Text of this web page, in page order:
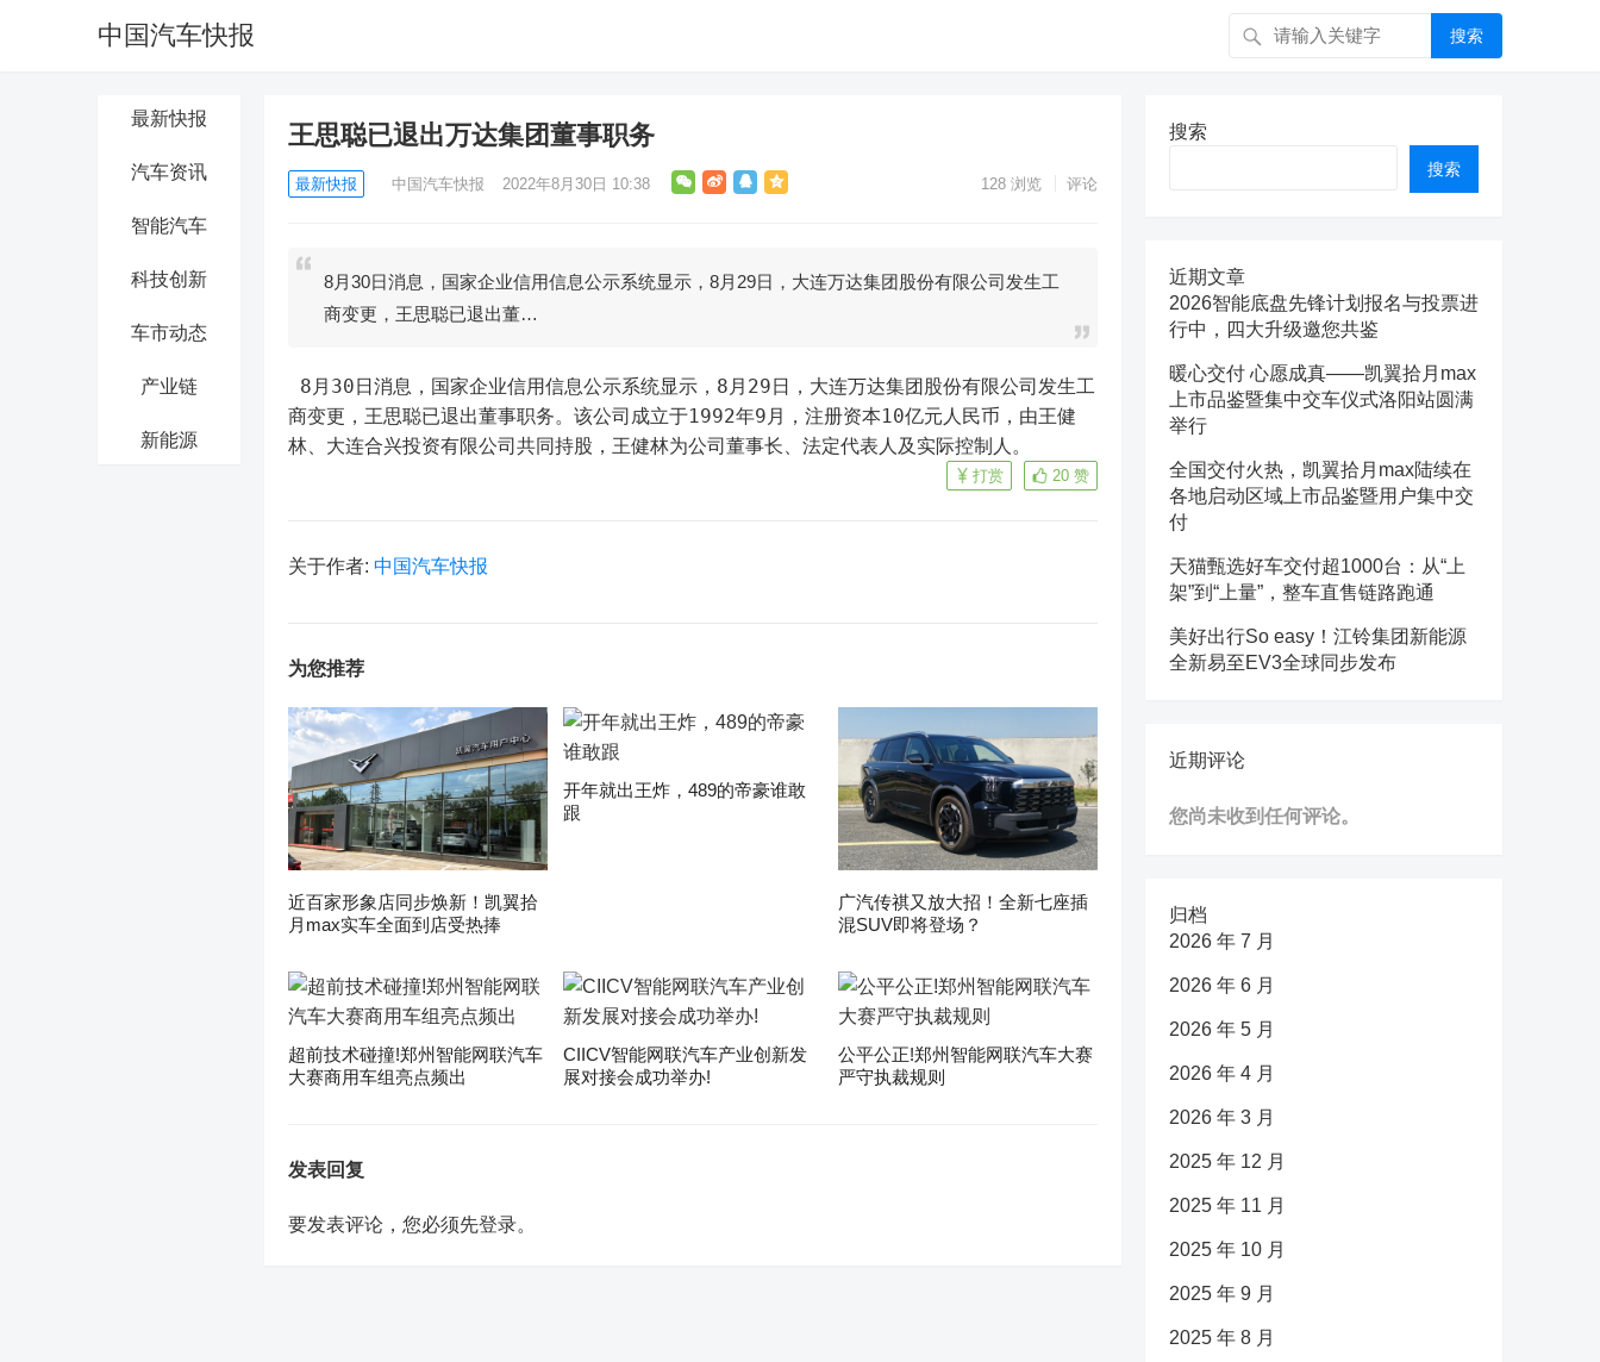
中国汽车快报 搜索
最新快报
汽车资讯
智能汽车
科技创新
车市动态
产业链
新能源
王思聪已退出万达集团董事职务
最新快报 中国汽车快报 2022年8月30日 10:38 128 浏览 评论
8月30日消息，国家企业信用信息公示系统显示，8月29日，大连万达集团股份有限公司发生工
商变更，王思聪已退出董…
商变更，王思聪已退出董事职务。该公司成立于1992年9月，注册资本10亿元人民币，由王健
林、大连合兴投资有限公司共同持股，王健林为公司董事长、法定代表人及实际控制人。
20 赞
打赏
关于作者: 中国汽车快报
为您推荐
近百家形象店同步焕新！凯翼拾
月max实车全面到店受热捧
开年就出王炸，489的帝豪谁敢
跟
广汽传祺又放大招！全新七座插
混SUV即将登场？
超前技术碰撞!郑州智能网联汽车
大赛商用车组亮点频出
CIICV智能网联汽车产业创新发
展对接会成功举办!
公平公正!郑州智能网联汽车大赛
严守执裁规则
发表回复
要发表评论，您必须先登录。
搜索
搜索
近期文章
2026智能底盘先锋计划报名与投票进
行中，四大升级邀您共鉴
暖心交付 心愿成真——凯翼拾月max
上市品鉴暨集中交车仪式洛阳站圆满
举行
全国交付火热，凯翼拾月max陆续在
各地启动区域上市品鉴暨用户集中交
付
天猫甄选好车交付超1000台：从“上
架”到“上量”，整车直售链路跑通
美好出行So easy！江铃集团新能源
全新易至EV3全球同步发布
近期评论
您尚未收到任何评论。
归档
2026 年 7 月
2026 年 6 月
2026 年 5 月
2026 年 4 月
2026 年 3 月
2025 年 12 月
2025 年 11 月
2025 年 10 月
2025 年 9 月
2025 年 8 月